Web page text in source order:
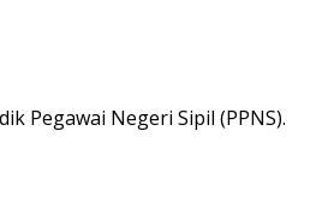
Pegawai Negeri Sipil (PPNS).